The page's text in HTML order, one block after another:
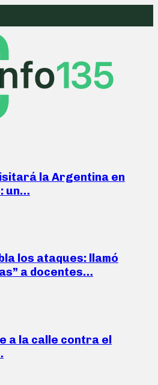
la Argentina en
un…
los ataques: llamó
a docentes…
a la calle contra el